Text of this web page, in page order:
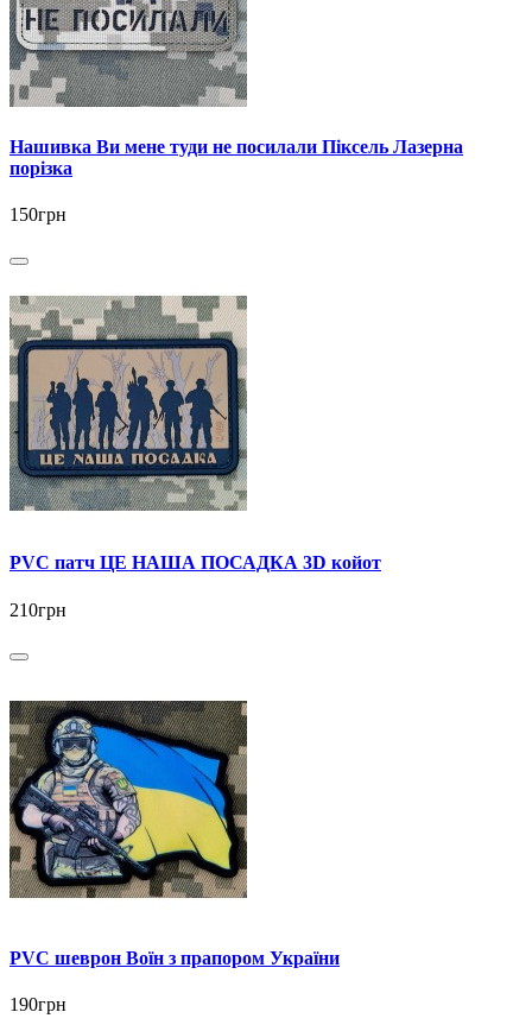
Нашивка Ви мене туди не посилали Піксель Лазерна
порізка
150грн
PVC патч ЦЕ НАША ПОСАДКА 3D койот
210грн
PVC шеврон Воїн з прапором України
190грн